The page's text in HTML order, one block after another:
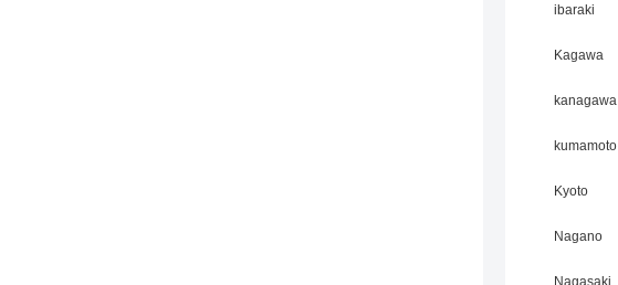
ibaraki
Kagawa
kanagawa
kumamoto
Kyoto
Nagano
Nagasaki